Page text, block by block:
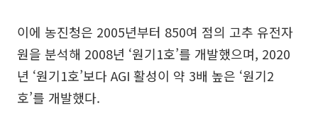
이에 농진청은 2005년부터 850여 점의 고추 유전자
원을 분석해 2008년 ‘원기1호’를 개발했으며, 2020
년 ‘원기1호’보다 AGI 활성이 약 3배 높은 ‘원기2
호’를 개발했다.